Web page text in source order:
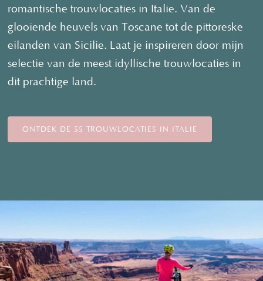
romantische trouwlocaties in Italie. Van de
glooiende heuvels van Toscane tot de pittoreske
eilanden van Sicilie. Laat je inspireren door mijn
selectie van de meest idyllische trouwlocaties in
dit prachtige land.
ONTDEK DE 55 TROUWLOCATIES IN ITALIE